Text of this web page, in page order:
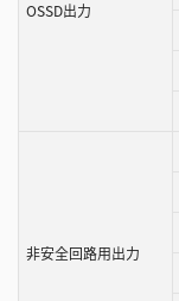
OSSD出力
非安全回路用出力